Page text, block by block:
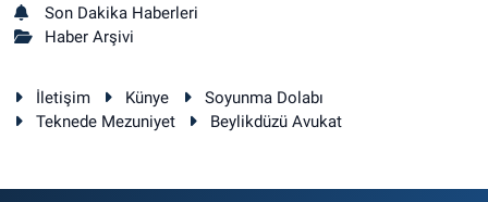
Son Dakika Haberleri
Haber Arşivi
İletişim Künye
Soyunma Dolabı
Teknede Mezuniyet
Beylikdüzü Avukat